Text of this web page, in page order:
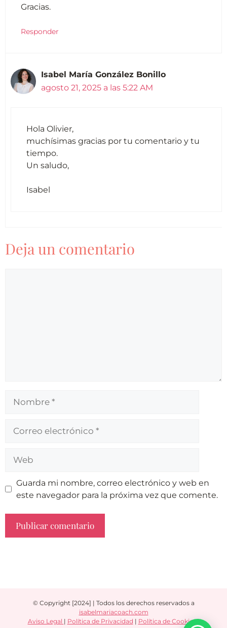
Gracias.
Responder
Isabel María González Bonillo
agosto 21, 2025 a las 5:22 AM
Hola Olivier,
muchísimas gracias por tu comentario y tu
tiempo.
Un saludo,
Isabel
Deja un comentario
Guarda mi nombre, correo electrónico y web en
este navegador para la próxima vez que comente.
© Copyright [2024] | Todos los derechos reservados a
isabelmariacoach.com
Aviso Legal | Política de Privacidad | Política de Cookies|